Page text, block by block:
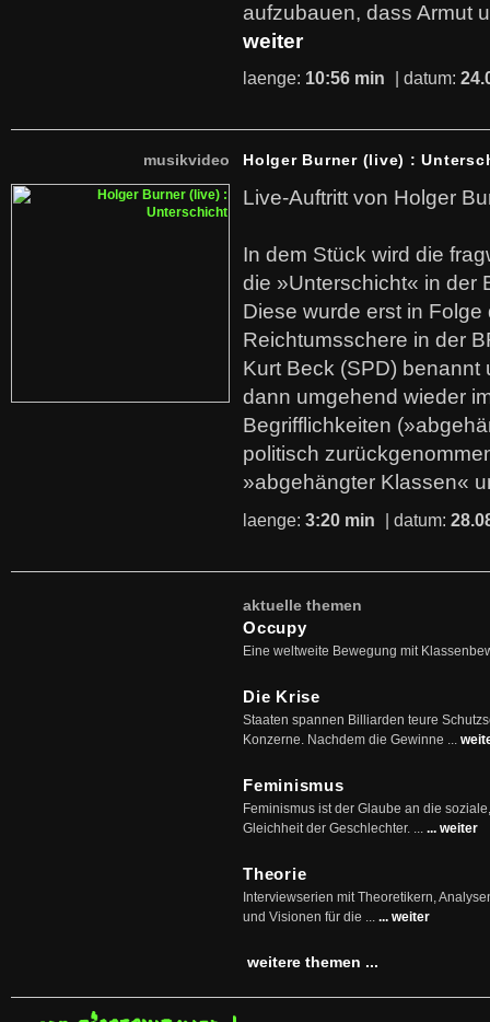
aufzubauen, dass Armut
weiter
laenge: 10:56 min | datum:
musikvideo Holger Burner (live) :
Live-Auftritt von Holger
In dem Stück wird die
die »Unterschicht« in der
Diese wurde erst in
Reichtumsschere in der
Kurt Beck (SPD)
dann umgehend wieder
Begrifflichkeiten
politisch
»abgehängter Klassen«
laenge: 3:20 min | datum:
aktuelle themen
Occupy
Eine weltweite Bewegung mit
Die Krise
Staaten spannen Billiarden teure
Konzerne. Nachdem die Gewinne ...
Feminismus
Feminismus ist der Glaube an die
Gleichheit der Geschlechter. ... ... weiter
Theorie
Interviewserien mit Theoretikern,
und Visionen für die ... ... weiter
weitere themen ...